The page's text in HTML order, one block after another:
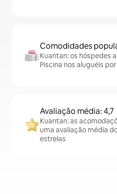
Comodidades
Kuantan: os hóspedes
Piscina nos aluguéis
Avaliação média: 4,7
Kuantan: as
uma avaliação média
estrelas